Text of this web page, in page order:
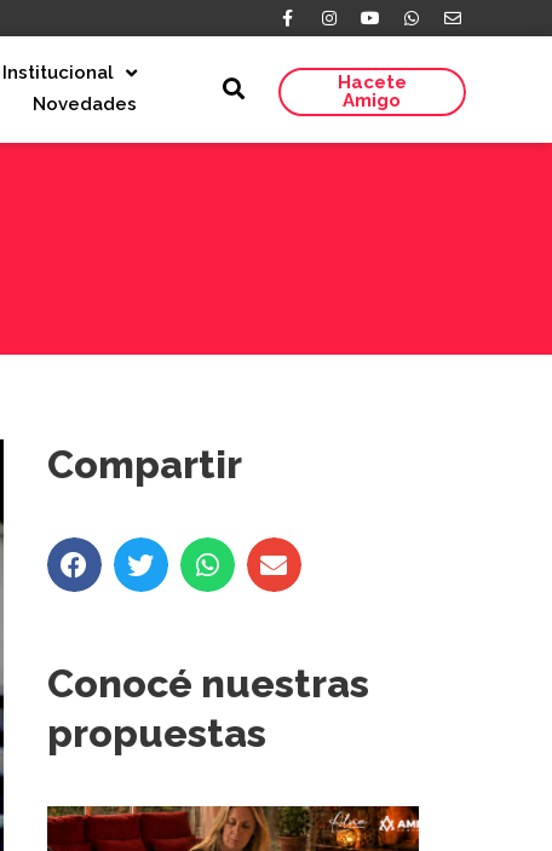
Institucional
Novedades
Hacete
Amigo
Compartir
Conocé nuestras
propuestas